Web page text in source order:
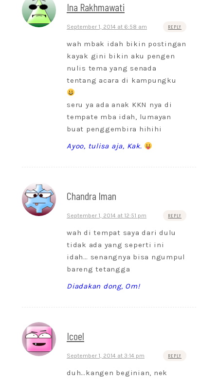
Ina Rakhmawati
September 1, 2014 at 6:58 am REPLY
wah mbak idah bikin postingan
kayak gini bikin aku pengen
nulis tema yang senada
tentang acara di kampungku
seru ya ada anak KKN nya di
tempate mba idah, lumayan
buat penggembira hihihi
Ayoo, tulisa aja, Kak.
Chandra Iman
September 1, 2014 at 12:51 pm REPLY
wah di tempat saya dari dulu
tidak ada yang seperti ini
idah… senangnya bisa ngumpul
bareng tetangga
Diadakan dong, Om!
Icoel
September 1, 2014 at 3:14 pm REPLY
duh…kangen beginian, nek